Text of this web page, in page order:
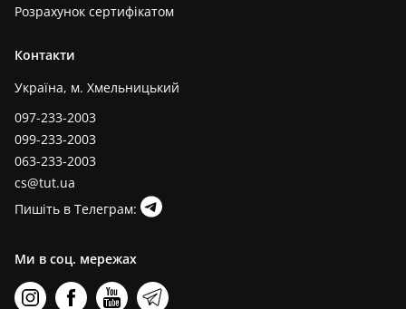
Розрахунок сертифікатом
Контакти
Україна, м. Хмельницький
097-233-2003
099-233-2003
063-233-2003
cs@tut.ua
Пишіть в Телеграм:
Ми в соц. мережах